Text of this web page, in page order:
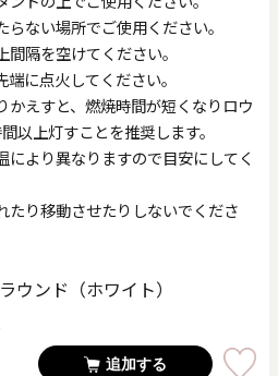
ない場所でご使用ください。
隔を空けてください。
に点火してください。
えすと、燃焼時間が短くなりロウ
以上灯すことを推奨します。
より異なりますので目安にしてく
り移動させたりしないでくださ
ウンド（ホワイト）
追加する